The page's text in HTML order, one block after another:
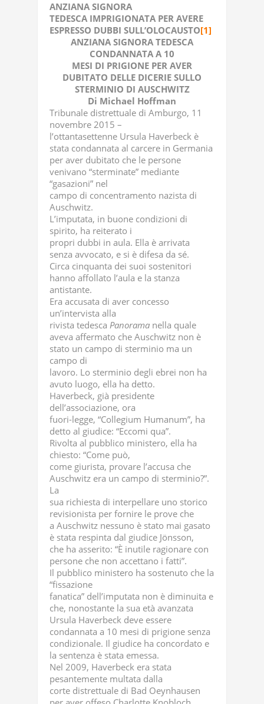
ANZIANA SIGNORA
TEDESCA IMPRIGIONATA PER AVERE
ESPRESSO DUBBI SULL’OLOCAUSTO[1]
ANZIANA SIGNORA TEDESCA
CONDANNATA A 10
MESI DI PRIGIONE PER AVER
DUBITATO DELLE DICERIE SULLO
STERMINIO DI AUSCHWITZ
Di Michael Hoffman
Tribunale distrettuale di Amburgo, 11
novembre 2015 –
l’ottantasettenne Ursula Haverbeck è
stata condannata al carcere in Germania
per aver dubitato che le persone
venivano “sterminate” mediante
“gasazioni” nel
campo di concentramento nazista di
Auschwitz.
L’imputata, in buone condizioni di
spirito, ha reiterato i
propri dubbi in aula. Ella è arrivata
senza avvocato, e si è difesa da sé.
Circa cinquanta dei suoi sostenitori
hanno affollato l’aula e la stanza
antistante.
Era accusata di aver concesso
un’intervista alla
rivista tedesca Panorama nella quale
aveva affermato che Auschwitz non è
stato un campo di sterminio ma un
campo di
lavoro. Lo sterminio degli ebrei non ha
avuto luogo, ella ha detto.
Haverbeck, già presidente
dell’associazione, ora
fuori-legge, “Collegium Humanum”, ha
detto al giudice: “Eccomi qua”.
Rivolta al pubblico ministero, ella ha
chiesto: “Come può,
come giurista, provare l’accusa che
Auschwitz era un campo di sterminio?”.
La
sua richiesta di interpellare uno storico
revisionista per fornire le prove che
a Auschwitz nessuno è stato mai gasato
è stata respinta dal giudice Jönsson,
che ha asserito: “È inutile ragionare con
persone che non accettano i fatti”.
Il pubblico ministero ha sostenuto che la
“fissazione
fanatica” dell’imputata non è diminuita e
che, nonostante la sua età avanzata
Ursula Haverbeck deve essere
condannata a 10 mesi di prigione senza
condizionale. Il giudice ha concordato e
la sentenza è stata emessa.
Nel 2009, Haverbeck era stata
pesantemente multata dalla
corte distrettuale di Bad Oeynhausen